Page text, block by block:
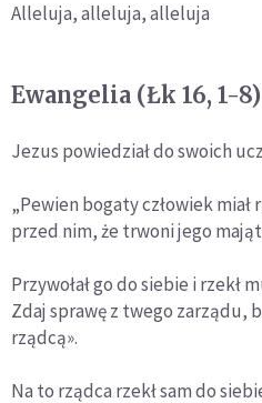
Alleluja, alleluja, alleluja
Ewangelia (Łk 16, 1-8)
Jezus powiedział do swoich
„Pewien bogaty człowiek
przed nim, że trwoni jego
Przywołał go do siebie i rzekł
Zdaj sprawę z twego zarządu,
rządcą».
Na to rządca rzekł sam do